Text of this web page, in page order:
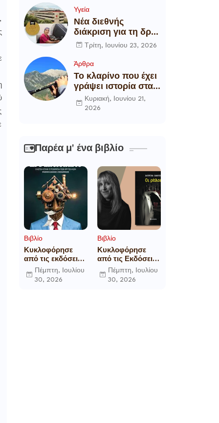
υποδομών της
χώρας
Υγεία
Νέα διεθνής
διάκριση για τη δρ
Θάλεια
Διευθύντρια
Xειρουργό του
Metropolitan
General
Τρίτη, Ιουνίου 23, 2026
Άρθρα
Το κλαρίνο που έχει
γράψει ιστορία στα
χωριά της Ρούμελης
Κυριακή, Ιουνίου 21,
2026
Παρέα μ' ένα βιβλίο
Βιβλίο
Κυκλοφόρησε
από τις εκδόσεις
Gema το
μυθιστόρημα του
Πέμπτη, Ιουλίου
30, 2026
Βιβλίο
Κυκλοφόρησε
από τις Εκδόσεις
Επίμετρο το
αστυνομικό
Πέμπτη, Ιουλίου
30, 2026